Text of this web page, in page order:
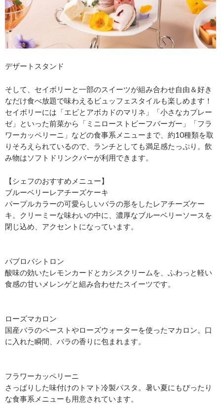
デザートスタンド
そして、セイボリーと一部のスイーツが組み合わせ自由＆好き
なだけ食べ放題で味わえるビュッフェスタイルも楽しめます！
セイボリーには「エビとアボカドのマリネ」「小さなカプレー
ゼ」といった前菜から「ミニローストビーフバーガー」「フラ
ワーカッペリーニ」などの食事系メニューまで、約10種類を取
りそろえられているので、ランチとしても満足感たっぷり。飲
み物はソフトドリンクバーが利用できます。
【シェフのおすすめメニュー】
ブルーベリーレアチーズケーキ
パープルカラーの可愛らしいバラの形をしたレアチーズケー
キ。クリーミーな味わいの中に、濃厚なブルーベリーソースを
閉じ込め、アクセントになっています。
パブロバシトロン
酸味の効いたレモンカードとカシスクリームを、ふわっと軽い
食感の甘いメレンゲと組み合わせたスイーツです。
ローズマカロン
国産バラのペーストやローズウォーターを使ったマカロン。口
に入れた瞬間、バラの香りに包まれます。
フラワーカッペリーニ
さっぱりした味付けのトマト冷製パスタ。暑い夏にもぴったり
な食事系メニューも用意されています。